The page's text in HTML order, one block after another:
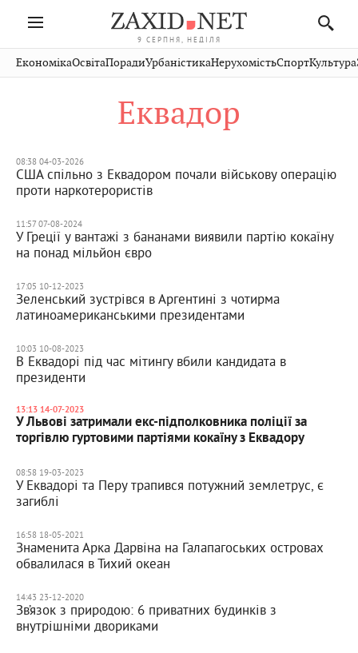
9 СЕРПНЯ, НЕДІЛЯ
Івано-
Франківськ
Рівне
Чернівці
Стрий
Хмельницький
Публікації
Авто СловкоКультура
Кіно Дім
ЕкономікаОсвітаПорадиУрбаністикаНерухомістьСпортКультура
Еквадор
08:38 04-03-2026
США спільно з Еквадором почали військову операцію
проти наркотерористів
11:57 07-08-2024
У Греції у вантажі з бананами виявили партію кокаїну
на понад мільйон євро
17:05 10-12-2023
Зеленський зустрівся в Аргентині з чотирма
латиноамериканськими президентами
10:03 10-08-2023
В Еквадорі під час мітингу вбили кандидата в
президенти
13:13 14-07-2023
У Львові затримали екс-підполковника поліції за
торгівлю гуртовими партіями кокаїну з Еквадору
08:58 19-03-2023
У Еквадорі та Перу трапився потужний землетрус, є
загиблі
16:58 18-05-2021
Знаменита Арка Дарвіна на Галапагоських островах
обвалилася в Тихий океан
14:43 23-12-2020
Зв’язок з природою: 6 приватних будинків з
внутрішніми двориками